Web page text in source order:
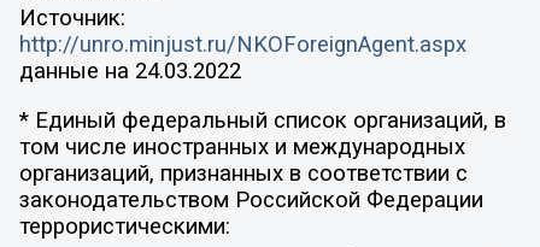
Источник:
http://unro.minjust.ru/NKOForeignAgent.aspx
данные на 24.03.2022
* Единый федеральный список организаций, в
том числе иностранных и международных
организаций, признанных в соответствии с
законодательством Российской Федерации
террористическими: